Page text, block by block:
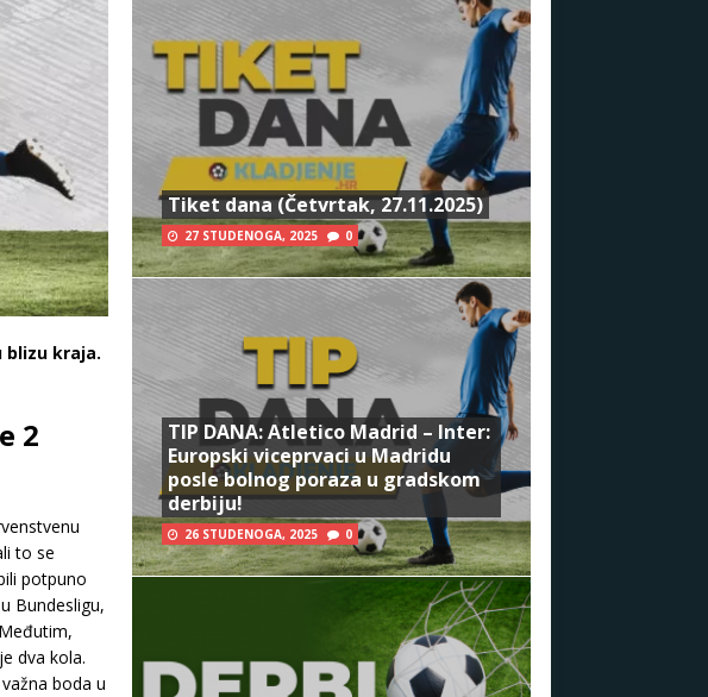
blizu kraja.
2
to se
potpuno
Bundesligu,
dva kola.
boda u
Tiket dana (Četvrtak, 27.11.2025)
27 STUDENOGA, 2025 0
TIP DANA: Atletico Madrid – Inter:
Europski viceprvaci u Madridu
posle bolnog poraza u gradskom
derbiju!
26 STUDENOGA, 2025 0